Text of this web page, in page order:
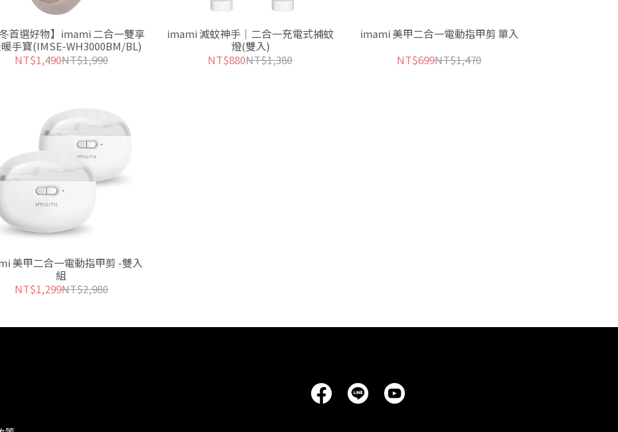
冬首選好物】imami 二合一雙享
手寶(IMSE-WH3000BM/BL)
NT$1,490NT$1,990
imami 滅蚊神手｜二合一充電式捕蚊
燈(雙入)
NT$880NT$1,380
imami 美甲二合一電動指甲剪 單入
NT$699NT$1,470
美甲二合一電動指甲剪 -雙入
組
NT$1,299NT$2,980